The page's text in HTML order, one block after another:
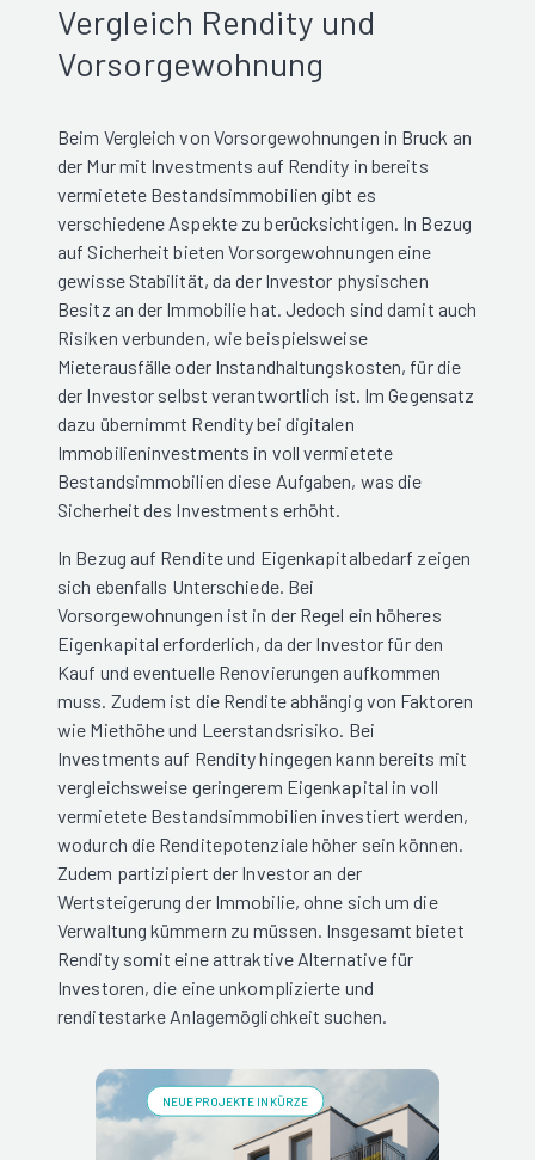
Vergleich Rendity und
Vorsorgewohnung
Beim Vergleich von Vorsorgewohnungen in Bruck an
der Mur mit Investments auf Rendity in bereits
vermietete Bestandsimmobilien gibt es
verschiedene Aspekte zu berücksichtigen. In Bezug
auf Sicherheit bieten Vorsorgewohnungen eine
gewisse Stabilität, da der Investor physischen
Besitz an der Immobilie hat. Jedoch sind damit auch
Risiken verbunden, wie beispielsweise
Mieterausfälle oder Instandhaltungskosten, für die
der Investor selbst verantwortlich ist. Im Gegensatz
dazu übernimmt Rendity bei digitalen
Immobilieninvestments in voll vermietete
Bestandsimmobilien diese Aufgaben, was die
Sicherheit des Investments erhöht.
In Bezug auf Rendite und Eigenkapitalbedarf zeigen
sich ebenfalls Unterschiede. Bei
Vorsorgewohnungen ist in der Regel ein höheres
Eigenkapital erforderlich, da der Investor für den
Kauf und eventuelle Renovierungen aufkommen
muss. Zudem ist die Rendite abhängig von Faktoren
wie Miethöhe und Leerstandsrisiko. Bei
Investments auf Rendity hingegen kann bereits mit
vergleichsweise geringerem Eigenkapital in voll
vermietete Bestandsimmobilien investiert werden,
wodurch die Renditepotenziale höher sein können.
Zudem partizipiert der Investor an der
Wertsteigerung der Immobilie, ohne sich um die
Verwaltung kümmern zu müssen. Insgesamt bietet
Rendity somit eine attraktive Alternative für
Investoren, die eine unkomplizierte und
renditestarke Anlagemöglichkeit suchen.
NEUE PROJEKTE IN KÜRZE